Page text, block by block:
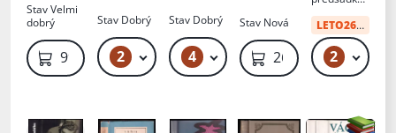
StavVelmi
dobrý
99 Kč
ústav
Stav Dobrý
2 79 Kč – 89 Kč
práce
Stav Dobrý
4 49 Kč – 699 Kč
literatura
vzpomínk
y
s.r.o.
Stav Nová
269 Kč
fotografie
LETO26od:
2 49 Kč